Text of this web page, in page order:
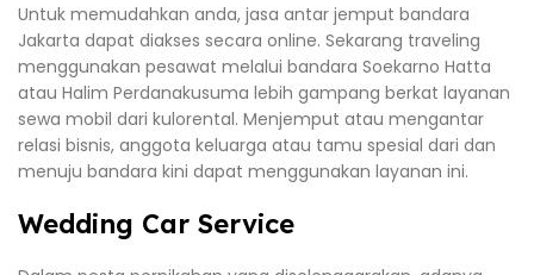
Untuk memudahkan anda, jasa antar jemput bandara
Jakarta dapat diakses secara online. Sekarang traveling
menggunakan pesawat melalui bandara Soekarno Hatta
atau Halim Perdanakusuma lebih gampang berkat layanan
sewa mobil dari kulorental. Menjemput atau mengantar
relasi bisnis, anggota keluarga atau tamu spesial dari dan
menuju bandara kini dapat menggunakan layanan ini.
Wedding Car Service